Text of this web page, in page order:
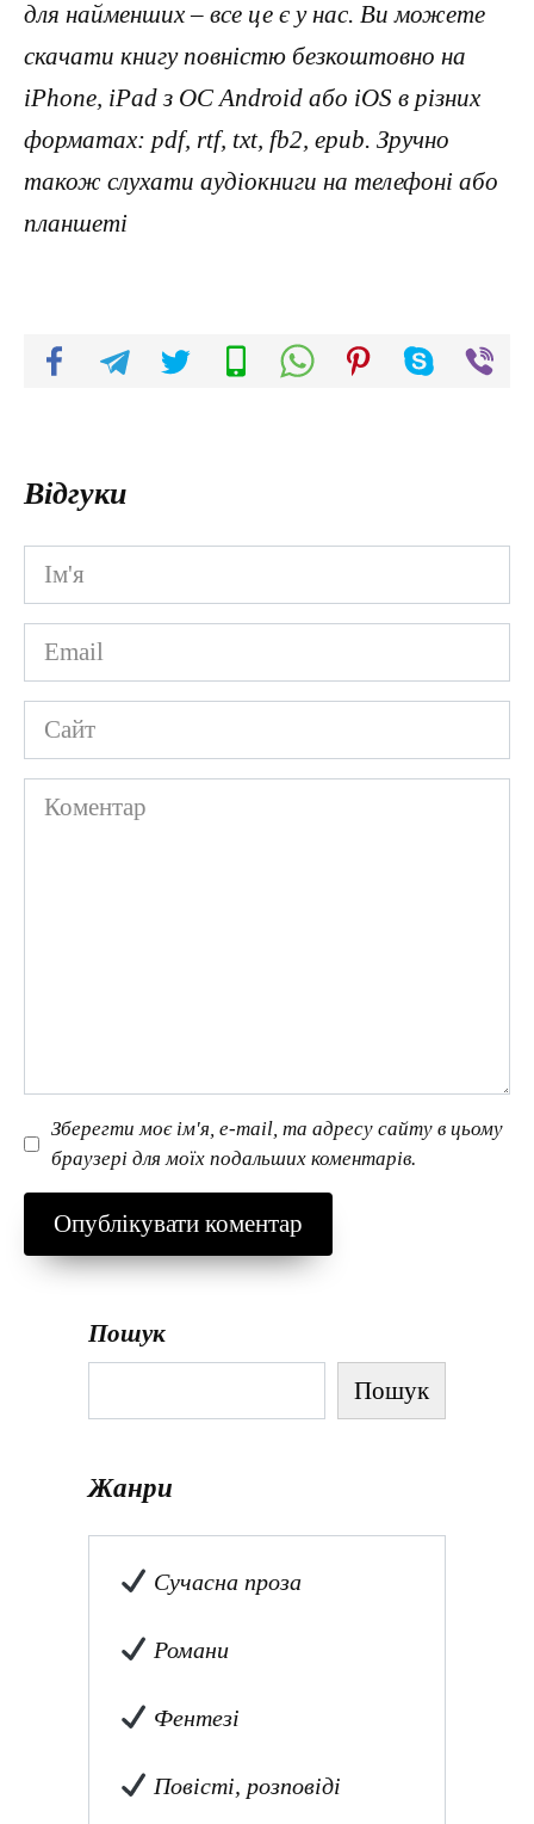
для найменших – все це є у нас. Ви можете
скачати книгу повністю безкоштовно на
iPhone, iPad з ОС Android або iOS в різних
форматах: pdf, rtf, txt, fb2, epub. Зручно
також слухати аудіокниги на телефоні або
планшеті
Відгуки
Ім'я
*
Email
*
Сайт
Коментар
Зберегти моє ім'я, e-mail, та адресу сайту в цьому
браузері для моїх подальших коментарів.
Пошук
Пошук
Жанри
Сучасна проза
Романи
Фентезі
Повісті, розповіді